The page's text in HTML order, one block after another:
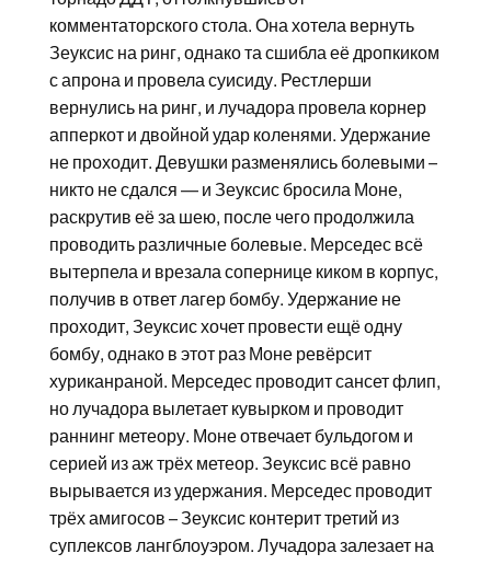
комментаторского стола. Она хотела вернуть
Зеуксис на ринг, однако та сшибла её дропкиком
с апрона и провела суисиду. Рестлерши
вернулись на ринг, и лучадора провела корнер
апперкот и двойной удар коленями. Удержание
не проходит. Девушки разменялись болевыми –
никто не сдался — и Зеуксис бросила Моне,
раскрутив её за шею, после чего продолжила
проводить различные болевые. Мерседес всё
вытерпела и врезала сопернице киком в корпус,
получив в ответ лагер бомбу. Удержание не
проходит, Зеуксис хочет провести ещё одну
бомбу, однако в этот раз Моне ревёрсит
хуриканраной. Мерседес проводит сансет флип,
но лучадора вылетает кувырком и проводит
раннинг метеору. Моне отвечает бульдогом и
серией из аж трёх метеор. Зеуксис всё равно
вырывается из удержания. Мерседес проводит
трёх амигосов – Зеуксис контерит третий из
суплексов лангблоуэром. Лучадора залезает на